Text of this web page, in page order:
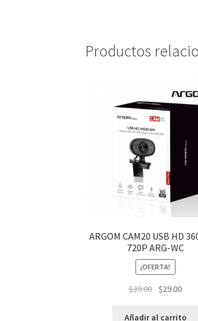
Productos
ARGOM CAM20 USB HD
720P ARG-WC
¡OFERTA!
$39.00
original
$29.00El
actual
Añadir al carrito